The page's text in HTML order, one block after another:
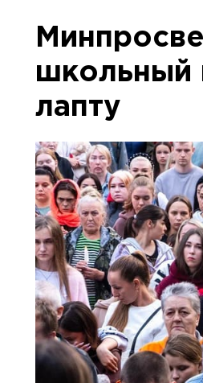
школьный
лапту